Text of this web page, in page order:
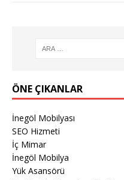
ÖNE ÇIKANLAR
İnegöl Mobilyası
SEO Hizmeti
İç Mimar
İnegöl Mobilya
Yük Asansörü